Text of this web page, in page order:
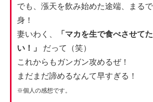
でも、漲天を飲み始めた途端、まる
身！
妻いわく、
「マカを生で食べさせて
い！」
だって（笑）
これからもガンガン攻めるぜ！
まだまだ諦めるなんて早すぎる！
※個人の感想です。